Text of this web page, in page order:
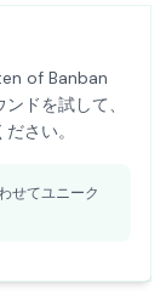
of Banban
ドを試して、
さい。
せてユニーク